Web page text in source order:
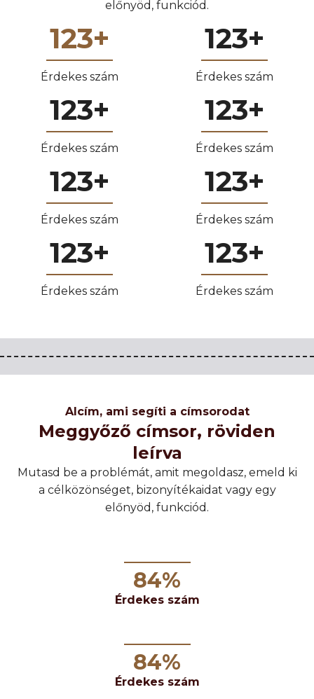
előnyöd, funkciód.
123+
Érdekes szám
123+
Érdekes szám
123+
Érdekes szám
123+
Érdekes szám
123+
Érdekes szám
123+
Érdekes szám
123+
Érdekes szám
123+
Érdekes szám
Alcím, ami segíti a címsorodat
Meggyőző címsor, röviden
leírva
Mutasd be a problémát, amit megoldasz, emeld ki
a célközönséget, bizonyítékaidat vagy egy
előnyöd, funkciód.
Érdekes szám
84%
Érdekes szám
84%